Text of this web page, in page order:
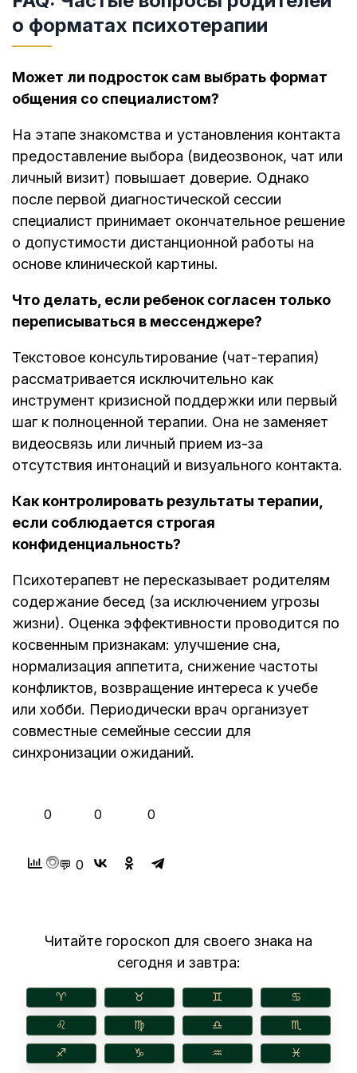
о форматах психотерапии
Может ли подросток сам выбрать формат
общения со специалистом?
На этапе знакомства и установления контакта
предоставление выбора (видеозвонок, чат или
личный визит) повышает доверие. Однако
после первой диагностической сессии
специалист принимает окончательное решение
о допустимости дистанционной работы на
основе клинической картины.
Что делать, если ребенок согласен только
переписываться в мессенджере?
Текстовое консультирование (чат-терапия)
рассматривается исключительно как
инструмент кризисной поддержки или первый
шаг к полноценной терапии. Она не заменяет
видеосвязь или личный прием из-за
отсутствия интонаций и визуального контакта.
Как контролировать результаты терапии,
если соблюдается строгая
конфиденциальность?
Психотерапевт не пересказывает родителям
содержание бесед (за исключением угрозы
жизни). Оценка эффективности проводится по
косвенным признакам: улучшение сна,
нормализация аппетита, снижение частоты
конфликтов, возвращение интереса к учебе
или хобби. Периодически врач организует
совместные семейные сессии для
синхронизации ожиданий.
0 0 0
💬 0
Читайте гороскоп для своего знака на
сегодня и завтра:
♈︎ ♉︎ ♊︎ ♋︎
♌︎ ♍︎ ♎︎ ♏︎
♐︎ ♑︎ ♒︎ ♓︎